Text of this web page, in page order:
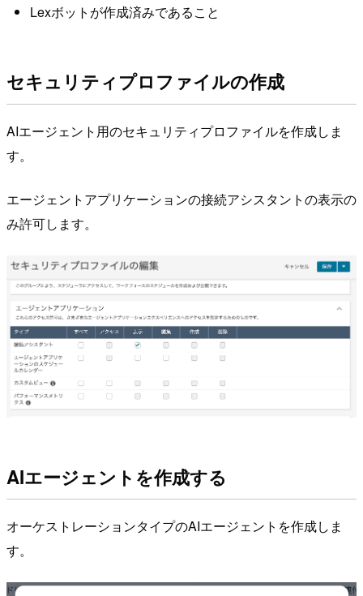
Lexボットが作成済みであること
セキュリティプロファイルの作成
AIエージェント用のセキュリティプロファイルを作成しま
す。
エージェントアプリケーションの接続アシスタントの表示の
み許可します。
AIエージェントを作成する
オーケストレーションタイプのAIエージェントを作成しま
す。